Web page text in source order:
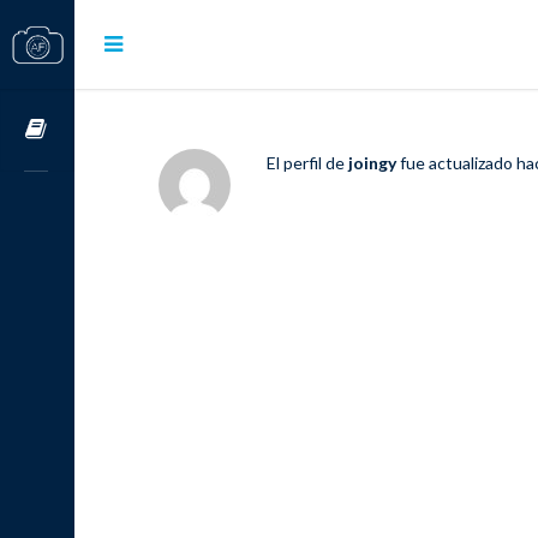
El perfil de joingyfue actualizado